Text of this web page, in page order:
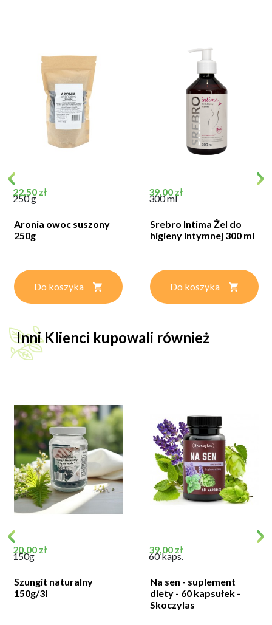
Cena
22,50 zł
250 g
Aronia owoc suszony
250g
Do koszyka
Cena
39,00 zł
300 ml
Srebro Intima Żel do
higieny intymnej 300 ml
Do koszyka
Inni Klienci kupowali również
Cena
20,00 zł
150g
Szungit naturalny
150g/3l
Cena
39,00 zł
60 kaps.
Na sen - suplement
diety - 60 kapsułek -
Skoczylas